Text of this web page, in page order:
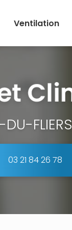
Ventilation
FLIERS
03 21 84 26 78